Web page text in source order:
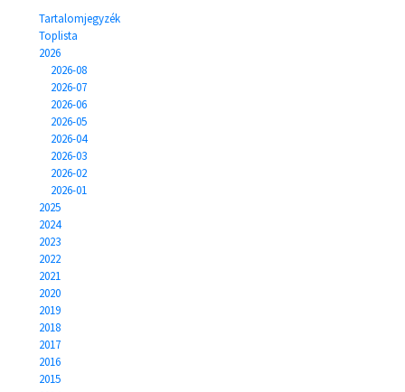
Tartalomjegyzék
Toplista
2026
2026-08
2026-07
2026-06
2026-05
2026-04
2026-03
2026-02
2026-01
2025
2024
2023
2022
2021
2020
2019
2018
2017
2016
2015